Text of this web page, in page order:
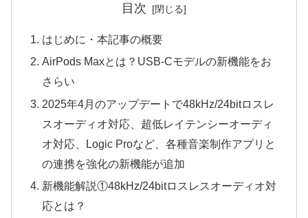
目次
はじめに・本記事の概要
AirPods Maxとは？USB-Cモデルの新機能をお
さらい
2025年4月のアップデートで48kHz/24bitロスレ
スオーディオ対応、超低レイテンシーオーディ
オ対応、Logic Proなど、各種音楽制作アプリと
の連携を強化の新機能が追加
新機能解説①48kHz/24bitロスレスオーディオ対
応とは？